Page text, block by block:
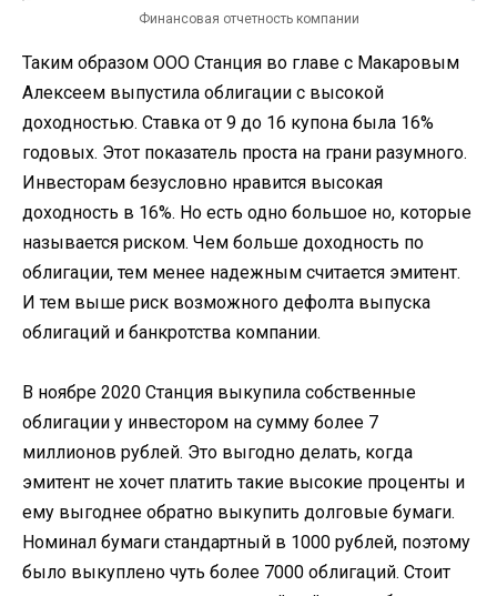
Финансовая отчетность компании
Таким образом ООО Станция во главе с Макаровым
Алексеем выпустила облигации с высокой
доходностью. Ставка от 9 до 16 купона была 16%
годовых. Этот показатель проста на грани разумного.
Инвесторам безусловно нравится высокая
доходность в 16%. Но есть одно большое но, которые
называется риском. Чем больше доходность по
облигации, тем менее надежным считается эмитент.
И тем выше риск возможного дефолта выпуска
облигаций и банкротства компании.
В ноябре 2020 Станция выкупила собственные
облигации у инвестором на сумму более 7
миллионов рублей. Это выгодно делать, когда
эмитент не хочет платить такие высокие проценты и
ему выгоднее обратно выкупить долговые бумаги.
Номинал бумаги стандартный в 1000 рублей, поэтому
было выкуплено чуть более 7000 облигаций. Стоит